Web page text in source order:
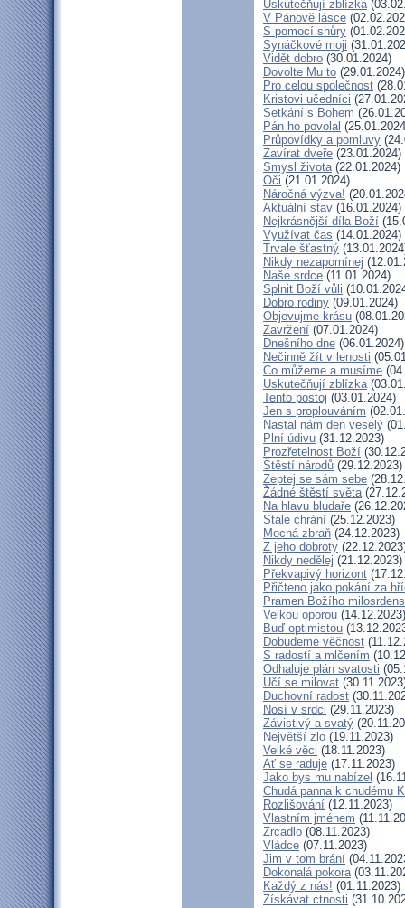
Uskutečňují zblízka
V Pánově lásce
S pomocí shůry
Synáčkové moji
Vidět dobro (30.01.2024)
Dovolte Mu to (29.01.2024)
Pro celou společnost
Kristovi učedníci
Setkání s Bohem
Pán ho povolal
Průpovídky a pomluvy
Zavírat dveře (23.01.2024)
Smysl života(22.01.2024)
Oči (21.01.2024)
Náročná výzva!
Aktuální stav (16.01.2024)
Nejkrásnější díla Boží
Využívat čas (14.01.2024)
Trvale šťastný
Nikdy nezapomínej
Naše srdce (11.01.2024)
Splnit Boží vůli
Dobro rodiny (09.01.2024)
Objevujme krásu
Zavržení (07.01.2024)
Dnešního dne (06.01.2024)
Nečinně žít v lenosti
Co můžeme a musíme
Uskutečňují zblízka
Tento postoj (03.01.2024)
Jen s proplouváním
Nastal nám den veselý
Plní údivu (31.12.2023)
Prozřetelnost Boží
Štěstí národů (29.12.2023)
Zeptej se sám sebe
Žádné štěstí světa
Na hlavu bludaře
Stále chrání (25.12.2023)
Mocná zbraň (24.12.2023)
Z jeho dobroty
Nikdy nedělej (21.12.2023)
Překvapivý horizont
Přičteno jako pokání za
Pramen Božího
Velkou oporou (14.12.2023)
Buď optimistou
Dobudeme věčnost
S radostí a mlčením
Odhaluje plán svatosti
Učí se milovat
Duchovní radost
Nosí v srdci (29.11.2023)
Závistivý a svatý
Největší zlo (19.11.2023)
Velké věci (18.11.2023)
Ať se raduje (17.11.2023)
Jako bys mu nabízel
Chudá panna k chudému
Rozlišování (12.11.2023)
Vlastním jménem
Zrcadlo (08.11.2023)
Vládce (07.11.2023)
Jim v tom brání
Dokonalá pokora
Každý z nás! (01.11.2023)
Získávat ctnosti